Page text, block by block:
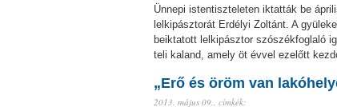
Ünnepi istentiszteleten iktatták be
lelkipásztorát Erdélyi Zoltánt. A
beiktatott lelkipásztor szószékfoglaló
teli kaland, amely öt évvel ezelőtt
„Erő és öröm van
2013. május 09., címkék: